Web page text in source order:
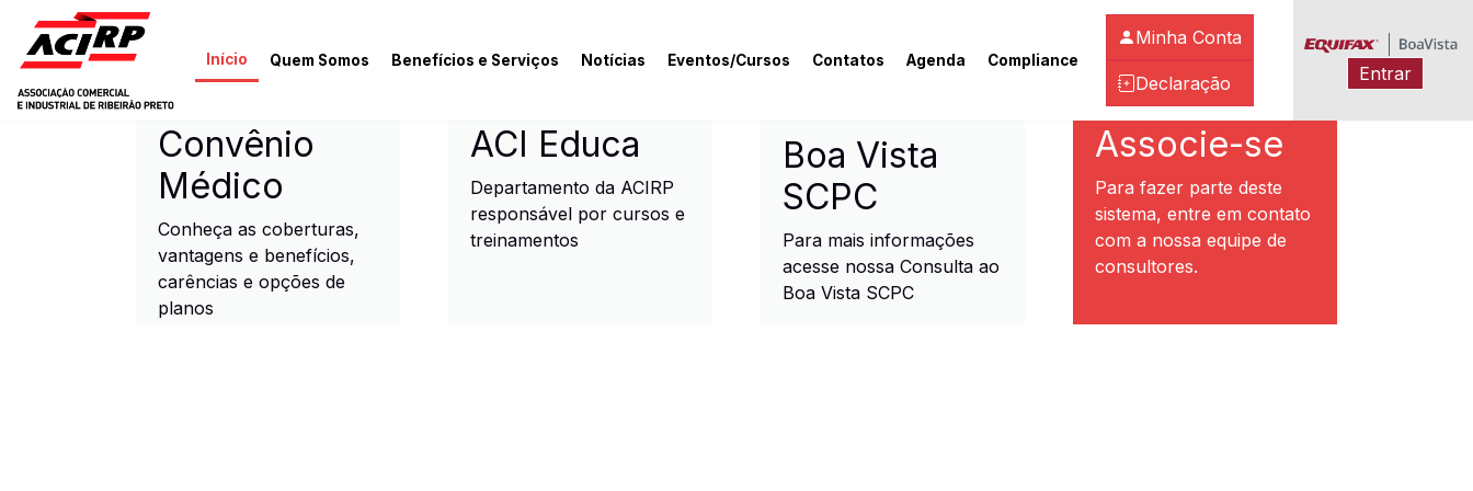
Pular para o conteúdo principal
Início Quem Somos Benefícios e Serviços Notícias Eventos/Cursos Contatos Agenda Compliance
Minha Conta
Declaração Entrar
ACIRP - Associação Comercial e Industrial de Ribeirão Preto
Convênio
Médico
Conheça as coberturas,
vantagens e benefícios,
carências e opções de
planos
ACI Educa
Departamento da ACIRP
responsável por cursos e
treinamentos
Boa Vista
SCPC
Para mais informações
acesse nossa Consulta ao
Boa Vista SCPC
Associe-se
Para fazer parte deste
sistema, entre em contato
com a nossa equipe de
consultores.